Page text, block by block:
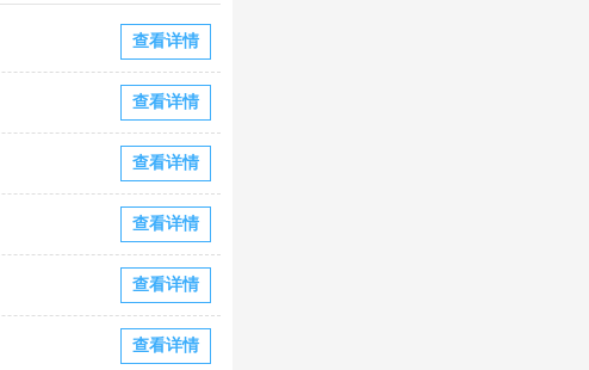
查看详情
查看详情
查看详情
查看详情
查看详情
查看详情